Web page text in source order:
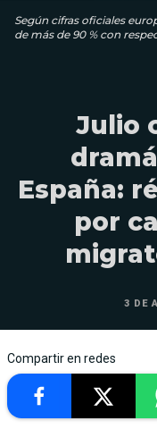
Según cifras oficiales
de más de 90 % con
Julio
España:
por
3 DE
Compartir en redes